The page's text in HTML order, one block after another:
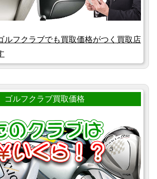
ルフクラブでも買取価格がつく買取店
ゴルフクラブ買取価格